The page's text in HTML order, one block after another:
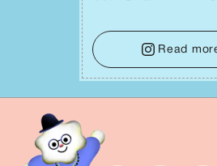
⾝や疲れていそうな⼈をい
時間を使いましょう。ここで
ネルギーを蓄え、困難を乗
変えましょう。
Read